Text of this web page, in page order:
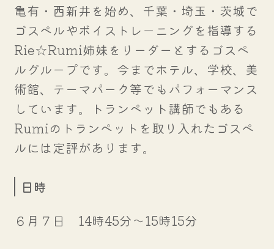
亀有・西新井を始め、千葉・埼玉・茨城で
ゴスペルやボイストレーニングを指導する
Rie☆Rumi姉妹をリーダーとするゴスペ
ルグループです。今までホテル、学校、美
術館、テーマパーク等でもパフォーマンス
しています。トランペット講師でもある
Rumiのトランペットを取り入れたゴスペ
ルには定評があります。
日時
６月７日 14時45分～15時15分